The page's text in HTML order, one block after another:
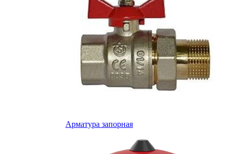
Арматура запорная